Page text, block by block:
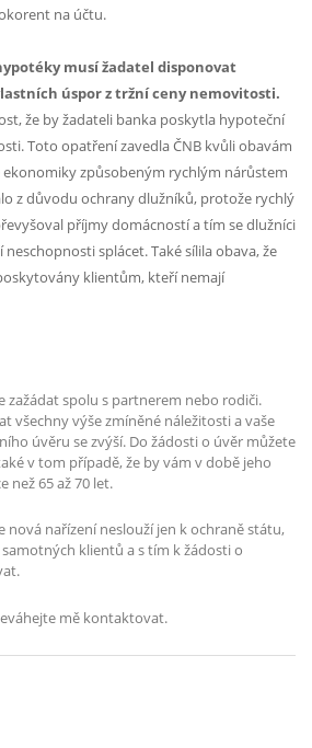
na účtu.
musí žadatel disponovat
úspor z tržní ceny nemovitosti.
že by žadateli banka poskytla hypoteční
Toto opatření zavedla ČNB kvůli obavám
způsobeným rychlým nárůstem
z důvodu ochrany dlužníků, protože rychlý
příjmy domácností a tím se dlužníci
splácet. Také sílila obava, že
klientům, kteří nemají
zažádat spolu s partnerem nebo rodiči.
všechny výše zmíněné náležitosti a vaše
úvěru se zvýší. Do žádosti o úvěr můžete
v tom případě, že by vám v době jeho
než 65 až 70 let.
nová nařízení neslouží jen k ochraně státu,
klientů a s tím k žádosti o
mě kontaktovat.